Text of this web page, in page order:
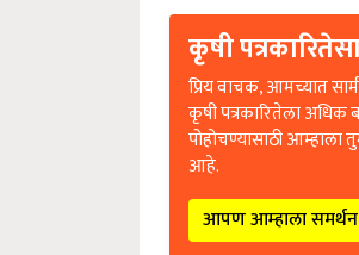
कृषी
प्रिय वाचक, आमच्यात
कृषी पत्रकारितेला
पोहोचण्यासाठी
आहे.
आपण आम्हाला